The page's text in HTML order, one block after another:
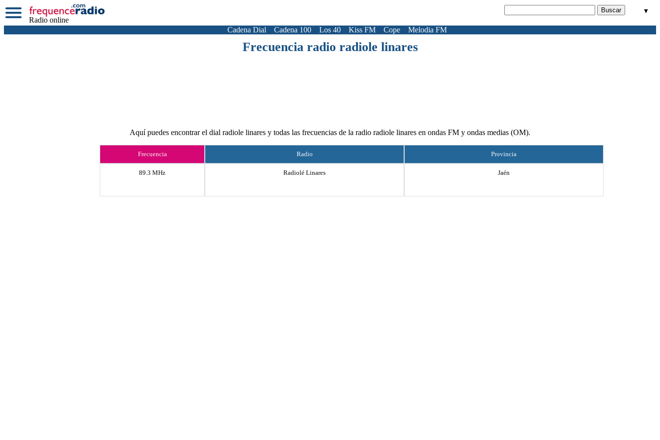
Radio online
▼
Cadena Dial Cadena 100 Los 40 Kiss FM Cope Melodia FM
Frecuencia radio radiole linares
Aquí puedes encontrar el dial radiole linares y todas las frecuencias de la radio radiole linares en ondas FM y ondas medias (OM).
Frecuencia Radio Provincia
89.3 MHz Radiolé Linares Jaén